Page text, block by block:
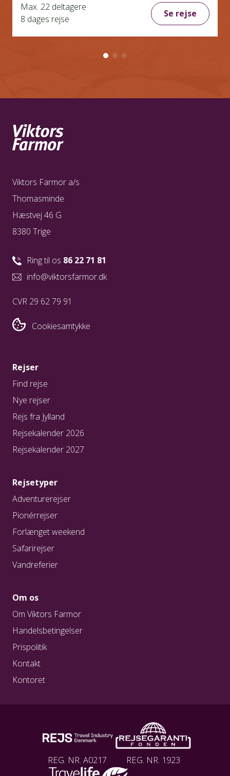
Max. 22 deltagere
8 dages rejse
Se rejse
Viktors Farmor a/s
Thomasminde
Hæstvej 46 G
8380 Trige
Ring til os 86 22 71 81
info@viktorsfarmor.dk
CVR 29 62 79 91
Cookiesamtykke
Rejser
Find rejse
Nye rejser
Rejs fra Jylland
Rejsekalender 2026
Rejsekalender 2027
Rejsetyper
Adventurerejser
Pionérrejser
Forlænget weekend
Safarirejser
Vandreferier
Om os
Om Viktors Farmor
Handelsbetingelser
Prispolitik
Kontakt
Kontoret
REG. NR. A0217 REG. NR. 1923